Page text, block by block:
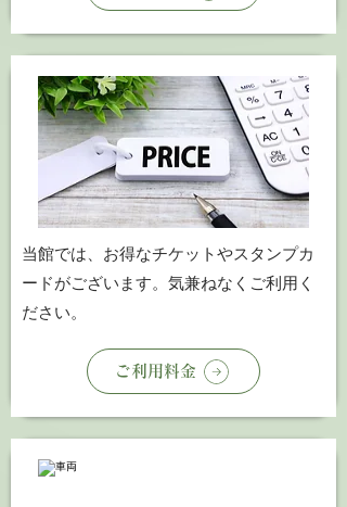
​当館では、お得なチケットやスタンプカ
ードがございます。気兼ねなくご利用く
ださい。
ご利用料金